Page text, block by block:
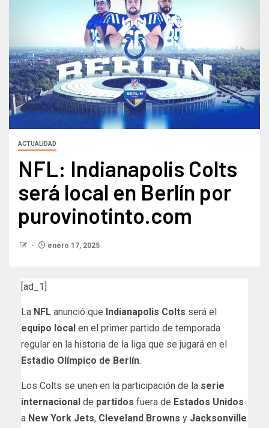
ACTUALIDAD
NFL: Indianapolis Colts
será local en Berlín por
purovinotinto.com
enero 17, 2025
[ad_1]
La NFL anunció que Indianapolis Colts será el
equipo local en el primer partido de temporada
regular en la historia de la liga que se jugará en el
Estadio Olímpico de Berlín.
Los Colts se unen en la participación de la serie
internacional de partidos fuera de Estados Unidos
a New York Jets, Cleveland Browns y Jacksonville